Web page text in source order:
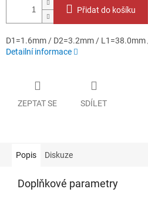
Přidat do košíku
D1=1.6mm / D2=3.2mm /
Detailní informace
ZEPTAT SE SDÍLET
Popis Diskuze
Doplňkové parametry